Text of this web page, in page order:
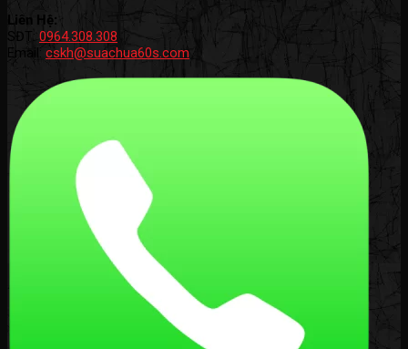
Liên Hệ:
SĐT: 0964.308.308
Email: cskh@suachua60s.com